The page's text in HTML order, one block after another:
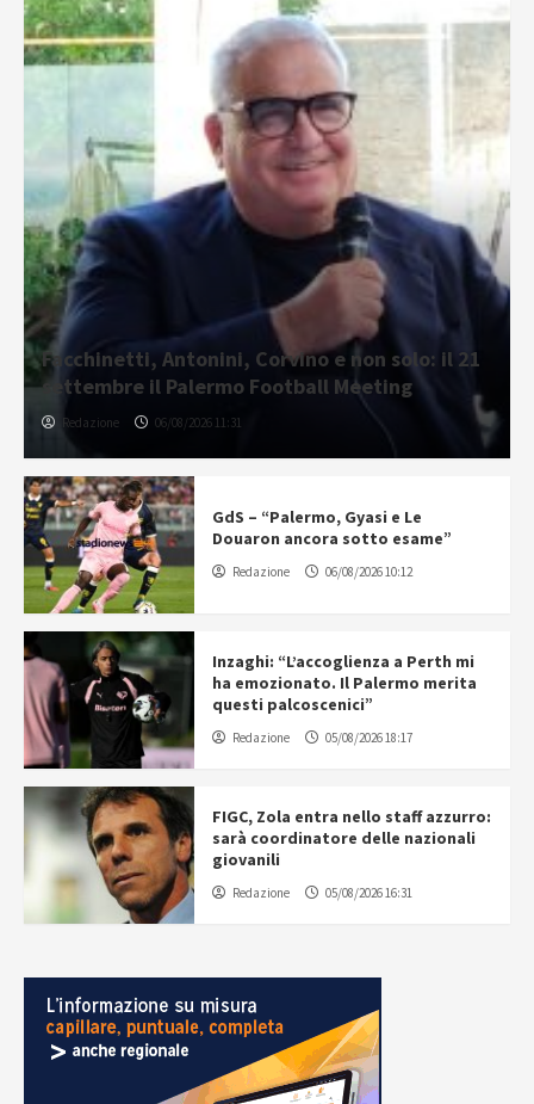
Facchinetti, Antonini, Corvino e non solo: il 21
settembre il Palermo Football Meeting
Redazione 06/08/2026 11:31
GdS – “Palermo, Gyasi e Le
Douaron ancora sotto esame”
Redazione 06/08/2026 10:12
Inzaghi: “L’accoglienza a Perth mi
ha emozionato. Il Palermo merita
questi palcoscenici”
Redazione 05/08/2026 18:17
FIGC, Zola entra nello staff azzurro:
sarà coordinatore delle nazionali
giovanili
Redazione 05/08/2026 16:31